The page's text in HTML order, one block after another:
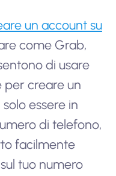
un account su
come Grab,
di usare
per creare un
essere in
di telefono,
facilmente
tuo numero